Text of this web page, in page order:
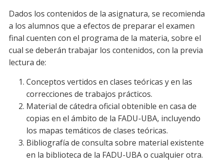
Dados los contenidos de la asignatura, se recomienda
a los alumnos que a efectos de preparar el examen
final cuenten con el programa de la materia, sobre el
cual se deberán trabajar los contenidos, con la previa
lectura de:
Conceptos vertidos en clases teóricas y en las
correcciones de trabajos prácticos.
Material de cátedra oficial obtenible en casa de
copias en el ámbito de la FADU-UBA, incluyendo
los mapas temáticos de clases teóricas.
Bibliografía de consulta sobre material existente
en la biblioteca de la FADU-UBA o cualquier otra.